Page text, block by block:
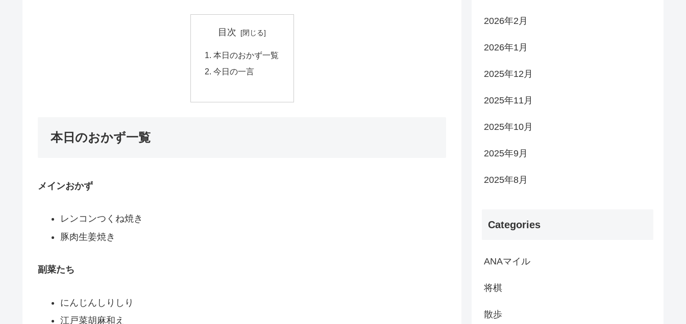
目次
本日のおかず一覧
今日の一言
本日のおかず一覧
メインおかず
レンコンつくね焼き
豚肉生姜焼き
副菜たち
にんじんしりしり
江戸菜胡麻和え
2026年2月
2026年1月
2025年12月
2025年11月
2025年10月
2025年9月
2025年8月
Categories
ANAマイル
将棋
散歩